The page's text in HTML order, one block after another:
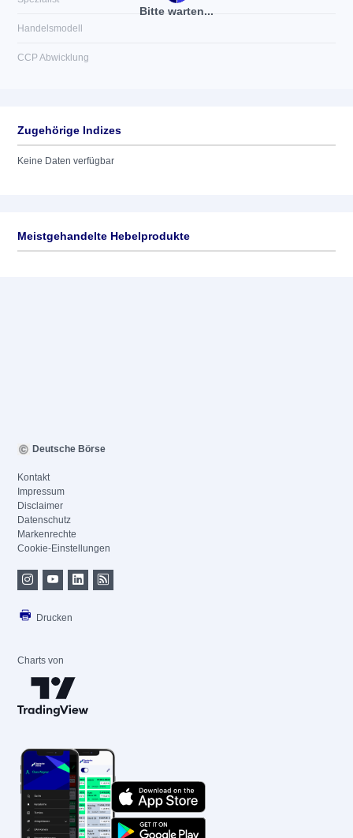
Bitte warten...
Handelsmodell
CCP Abwicklung
Zugehörige Indizes
Keine Daten verfügbar
Meistgehandelte Hebelprodukte
Deutsche Börse
Kontakt
Impressum
Disclaimer
Datenschutz
Markenrechte
Cookie-Einstellungen
Drucken
Charts von